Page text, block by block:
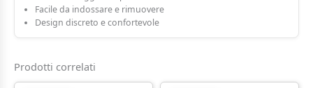
Facile da indossare e rimuovere
Design discreto e confortevole
Prodotti correlati